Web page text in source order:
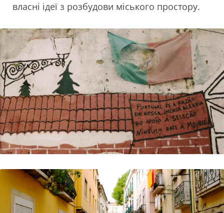
власні ідеї з розбудови міського простору.